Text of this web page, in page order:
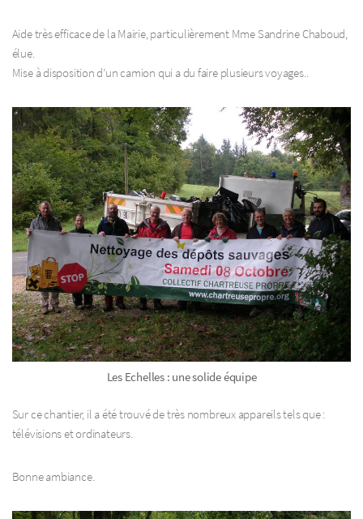
Aide très efficace de la Mairie, particulièrement Mme Sandrine Chaboud,
élue.
Mise à disposition d’un camion qui a du faire plusieurs voyages..
Les Echelles : une solide équipe
Sur ce chantier, il a été trouvé de très nombreux appareils tels que :
télévisions et ordinateurs.
Bonne ambiance.